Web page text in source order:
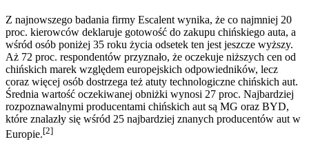
Z najnowszego badania firmy Escalent wynika, że co najmniej 20
proc. kierowców deklaruje gotowość do zakupu chińskiego auta, a
wśród osób poniżej 35 roku życia odsetek ten jest jeszcze wyższy.
Aż 72 proc. respondentów przyznało, że oczekuje niższych cen od
chińskich marek względem europejskich odpowiedników, lecz
coraz więcej osób dostrzega też atuty technologiczne chińskich aut.
Średnia wartość oczekiwanej obniżki wynosi 27 proc. Najbardziej
rozpoznawalnymi producentami chińskich aut są MG oraz BYD,
które znalazły się wśród 25 najbardziej znanych producentów aut w
Europie.[2]